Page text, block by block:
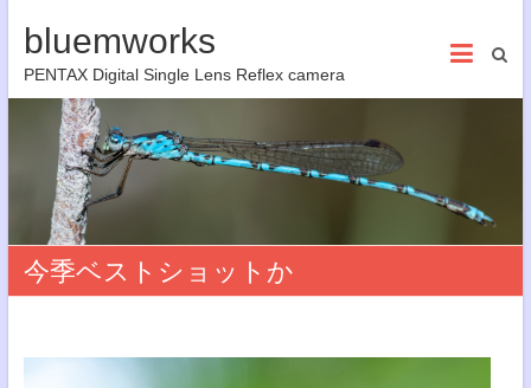
bluemworks
PENTAX Digital Single Lens Reflex camera
今季ベストショットか